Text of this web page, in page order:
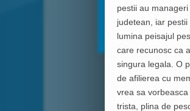
pestii au
judetean, iar
lumina peisajul
care recunosc ca
singura legala. O
de afilierea cu
vrea sa
trista, plina de